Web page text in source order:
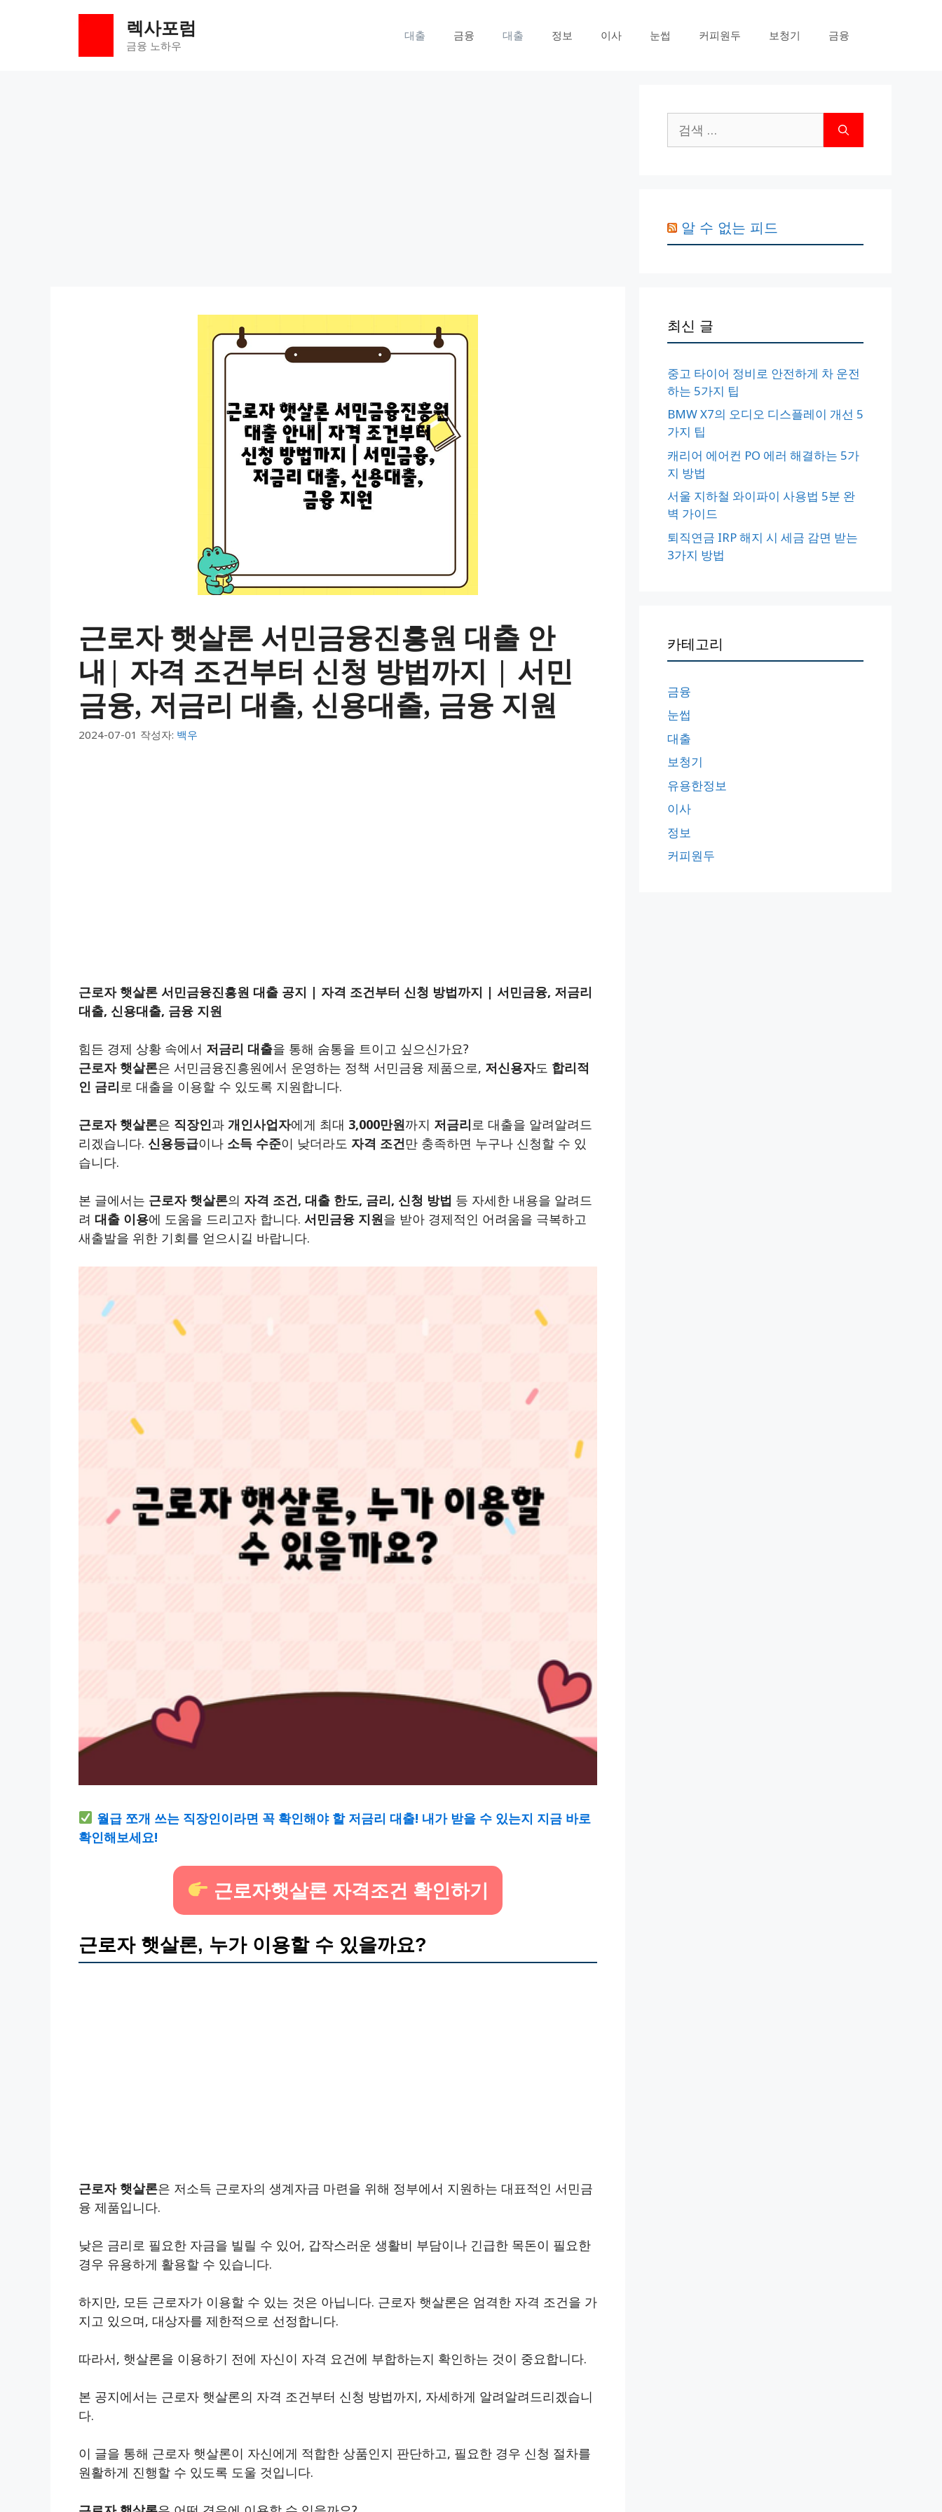
렉사포럼
금융 노하우
대출 금융 대출 정보 이사 눈썹 커피원두 보청기 금융
근로자 햇살론 서민금융진흥원 대출 안
내| 자격 조건부터 신청 방법까지 | 서민
금융, 저금리 대출, 신용대출, 금융 지원
2024-07-01 작성자: 백우
근로자 햇살론 서민금융진흥원 대출 공지 | 자격 조건부터 신청 방법까지 | 서민금융, 저금리
대출, 신용대출, 금융 지원
힘든 경제 상황 속에서 저금리 대출을 통해 숨통을 트이고 싶으신가요?
근로자 햇살론은 서민금융진흥원에서 운영하는 정책 서민금융 제품으로, 저신용자도 합리적
인 금리 로 대출을 이용할 수 있도록 지원합니다.
근로자 햇살론은 직장인과 개인사업자에게 최대 3,000만원까지 저금리 로 대출을 알려알려드
리겠습니다. 신용등급이나 소득 수준이 낮더라도 자격 조건만 충족하면 누구나 신청할 수 있
습니다.
본 글에서는 근로자 햇살론의 자격 조건, 대출 한도, 금리, 신청 방법 등 자세한 내용을 알려드
려 대출 이용에 도움을 드리고자 합니다. 서민금융 지원을 받아 경제적인 어려움을 극복하고
새출발을 위한 기회를 얻으시길 바랍니다.
월급 쪼개 쓰는 직장인이라면 꼭 확인해야 할 저금리 대출! 내가 받을 수 있는지 지금 바로
확인해보세요!
근로자햇살론 자격조건 확인하기
근로자 햇살론, 누가 이용할 수 있을까요?
근로자 햇살론은 저소득 근로자의 생계자금 마련을 위해 정부에서 지원하는 대표적인 서민금
융 제품입니다.
낮은 금리로 필요한 자금을 빌릴 수 있어, 갑작스러운 생활비 부담이나 긴급한 목돈이 필요한
경우 유용하게 활용할 수 있습니다.
하지만, 모든 근로자가 이용할 수 있는 것은 아닙니다. 근로자 햇살론은 엄격한 자격 조건을 가
지고 있으며, 대상자를 제한적으로 선정합니다.
따라서, 햇살론을 이용하기 전에 자신이 자격 요건에 부합하는지 확인하는 것이 중요합니다.
본 공지에서는 근로자 햇살론의 자격 조건부터 신청 방법까지, 자세하게 알려알려드리겠습니
다.
이 글을 통해 근로자 햇살론이 자신에게 적합한 상품인지 판단하고, 필요한 경우 신청 절차를
원활하게 진행할 수 있도록 도울 것입니다.
색:
알 수 없는 피드
최신 글
중고 타이어 정비로 안전하게 차 운전
하는 5가지 팁
BMW X7의 오디오 디스플레이 개선 5
가지 팁
캐리어 에어컨 PO 에러 해결하는 5가
지 방법
서울 지하철 와이파이 사용법 5분 완
벽 가이드
퇴직연금 IRP 해지 시 세금 감면 받는
3가지 방법
카테고리
금융
눈썹
대출
보청기
유용한정보
이사
정보
커피원두